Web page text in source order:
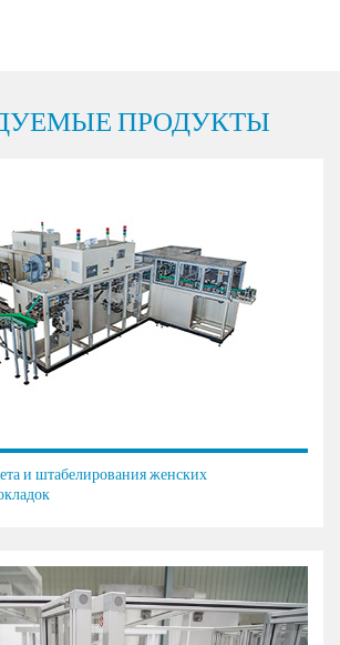
ПРОДУКТЫ
и штабелирования женских